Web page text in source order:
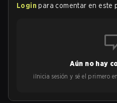
Login para comentar en este
Aún no hay
¡Inicia sesión y sé el primero